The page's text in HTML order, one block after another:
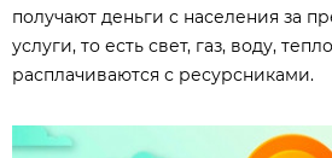
получают деньги с населения за
услуги, то есть свет, газ, воду,
расплачиваются с ресурсниками.